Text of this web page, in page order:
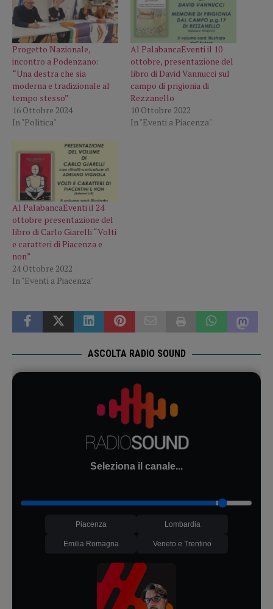
Progetto Nazionale,
incontro a Podenzano:
“Una destra che sia
moderna e tradizionale al
tempo stesso”
16 Ottobre 2024
In "Politica"
Al PalabancaEventi il 10
ottobre, presentazione del
libro di David Vannucci sul
campo di prigionia di
Rezzanello
10 Ottobre 2022
In "Eventi a Piacenza"
Al PalabancaEventi il 24
ottobre presentazione del
libro di Carlo Giarelli “Volti
e caratteri di Piacenza e
non”
24 Ottobre 2022
In "Eventi a Piacenza"
ASCOLTA RADIO SOUND
Seleziona il canale...
Piacenza Lombardia
Emilia Romagna Veneto e Trentino